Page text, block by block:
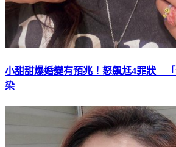
小甜甜爆婚變有預兆！怒飆尪4罪狀
染